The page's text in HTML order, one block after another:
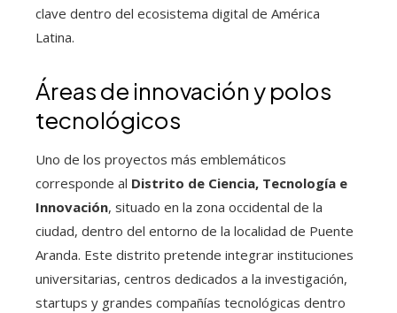
clave dentro del ecosistema digital de América
Latina.
Áreas de innovación y polos
tecnológicos
Uno de los proyectos más emblemáticos
corresponde al Distrito de Ciencia, Tecnología e
Innovación, situado en la zona occidental de la
ciudad, dentro del entorno de la localidad de Puente
Aranda. Este distrito pretende integrar instituciones
universitarias, centros dedicados a la investigación,
startups y grandes compañías tecnológicas dentro